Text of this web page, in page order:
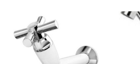
Ferramentas
Decoração